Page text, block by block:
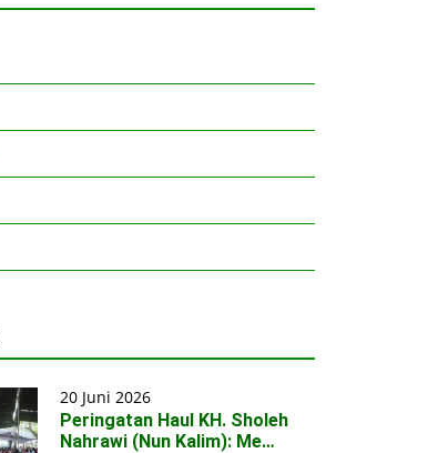
20 Juni 2026
Peringatan Haul KH. Sholeh
Nahrawi (Nun Kalim): Me…